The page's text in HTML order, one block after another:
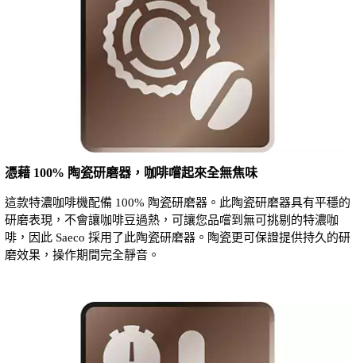
憑藉 100% 陶瓷研磨器，咖啡嚐起來全無焦味
這款特濃咖啡機配備 100% 陶瓷研磨器。此陶瓷研磨器具有平穩的
研磨表現，不會讓咖啡豆過熱，可讓您品嚐到無可挑剔的特濃咖
啡，因此 Saeco 採用了此陶瓷研磨器。陶瓷更可保證提供持久的研
磨效果，操作期間完全靜音。